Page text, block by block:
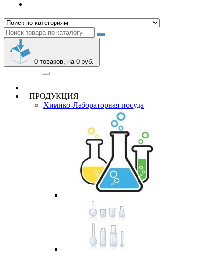
0 товаров, на 0 руб.
ПРОДУКЦИЯ
Химико-Лабораторная посуда